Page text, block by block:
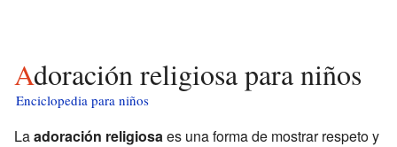
Adoración religiosa para niños
Enciclopedia para niños
Laadoración religiosaes una forma de mostrar respeto y